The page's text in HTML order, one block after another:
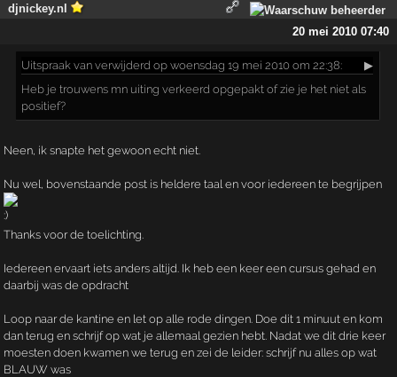
djnickey.nl
20 mei 2010 07:40
Uitspraak van verwijderd op woensdag 19 mei 2010 om 22:38:
▶
Heb je trouwens mn uiting verkeerd opgepakt of zie je het niet als
positief?
Neen, ik snapte het gewoon echt niet.
Nu wel, bovenstaande post is heldere taal en voor iedereen te begrijpen
Thanks voor de toelichting.
Iedereen ervaart iets anders altijd. Ik heb een keer een cursus gehad en
daarbij was de opdracht
Loop naar de kantine en let op alle rode dingen. Doe dit 1 minuut en kom
dan terug en schrijf op wat je allemaal gezien hebt. Nadat we dit drie keer
moesten doen kwamen we terug en zei de leider: schrijf nu alles op wat
BLAUW was